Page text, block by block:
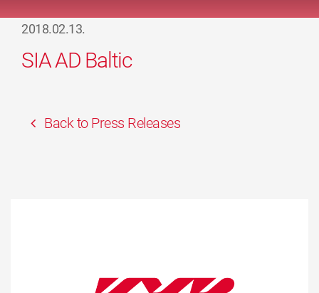
2018.02.13.
SIA AD Baltic
Back to Press Releases